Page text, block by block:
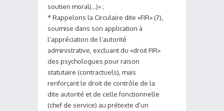
soutien moral(…)» ;
* Rappelons la Circulaire dite «FIR» (7),
soumise dans son application à
l’appréciation de l’autorité
administrative, excluant du «droit FIR»
des psychologues pour raison
statutaire (contractuels), mais
renforçant le droit de contrôle de la
dite autorité et de celle fonctionnelle
(chef de service) au prétexte d’un